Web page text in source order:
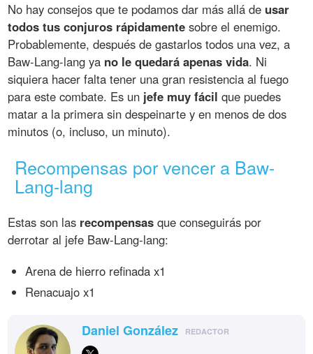
No hay consejos que te podamos dar más allá de usar
todos tus conjuros rápidamente sobre el enemigo.
Probablemente, después de gastarlos todos una vez, a
Baw-Lang-lang ya no le quedará apenas vida. Ni
siquiera hacer falta tener una gran resistencia al fuego
para este combate. Es un jefe muy fácil que puedes
matar a la primera sin despeinarte y en menos de dos
minutos (o, incluso, un minuto).
Recompensas por vencer a Baw-
Lang-lang
Estas son las recompensas que conseguirás por
derrotar al jefe Baw-Lang-lang:
Arena de hierro refinada x1
Renacuajo x1
Daniel González REDACTOR